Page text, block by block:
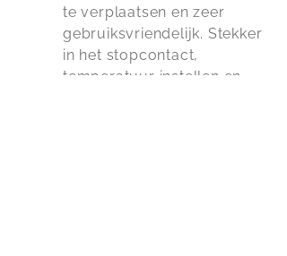
te verplaatsen en zeer
gebruiksvriendelijk. Stekker
in het stopcontact,
temperatuur instellen en